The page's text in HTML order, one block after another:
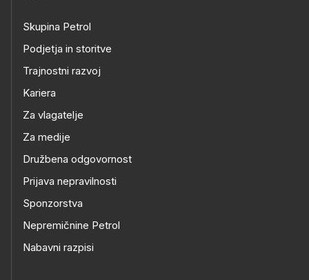
Skupina Petrol
Podjetja in storitve
Trajnostni razvoj
Kariera
Za vlagatelje
Za medije
Družbena odgovornost
Prijava nepravilnosti
Sponzorstva
Nepremičnine Petrol
Nabavni razpisi